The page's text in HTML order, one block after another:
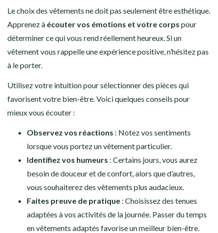
Le choix des vêtements ne doit pas seulement être esthétique.
Apprenez à écouter vos émotions et votre corps pour
déterminer ce qui vous rend réellement heureux. Si un
vêtement vous rappelle une expérience positive, n’hésitez pas
à le porter.
Utilisez votre intuition pour sélectionner des pièces qui
favorisent votre bien-être. Voici quelques conseils pour
mieux vous écouter :
Observez vos réactions : Notez vos sentiments
lorsque vous portez un vêtement particulier.
Identifiez vos humeurs : Certains jours, vous aurez
besoin de douceur et de confort, alors que d’autres,
vous souhaiterez des vêtements plus audacieux.
Faites preuve de pratique : Choisissez des tenues
adaptées à vos activités de la journée. Passer du temps
en vêtements adaptés favorise un meilleur bien-être.